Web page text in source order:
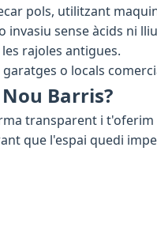
pols, utilitzant
invasiu sense àcids ni
rajoles antigues.
o locals
Barris?
transparent i
que l'espai quedi